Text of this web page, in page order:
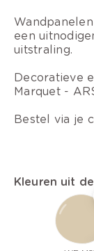
een
uitstraling.
Decoratieve
Marquet -
Bestel via je
Kleuren uit